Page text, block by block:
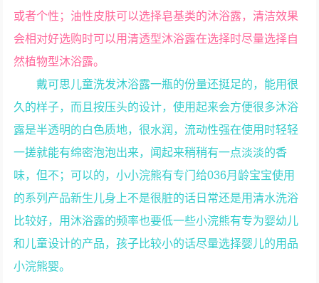
或者个性；油性皮肤可以选择皂基类的沐浴露，清洁效果
会相对好选购时可以用清透型沐浴露在选择时尽量选择自
然植物型沐浴露。
戴可思儿童洗发沐浴露一瓶的份量还挺足的，能用很
久的样子，而且按压头的设计，使用起来会方便很多沐浴
露是半透明的白色质地，很水润，流动性强在使用时轻轻
一搓就能有绵密泡泡出来，闻起来稍稍有一点淡淡的香
味，但不；可以的，小小浣熊有专门给036月龄宝宝使用
的系列产品新生儿身上不是很脏的话日常还是用清水洗浴
比较好，用沐浴露的频率也要低一些小浣熊有专为婴幼儿
和儿童设计的产品，孩子比较小的话尽量选择婴儿的用品
小浣熊婴。